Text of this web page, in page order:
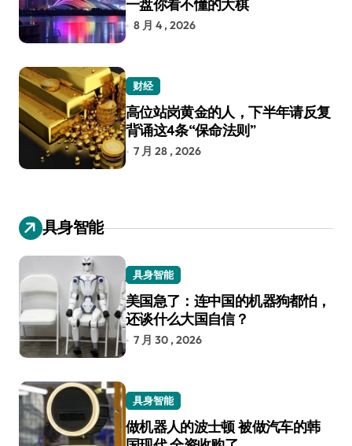
一盘你看不懂的大棋
8 月 4 , 2026
财经
高位站岗黄金的人，下半年请反复
背诵这4条“保命法则”
7 月 28 , 2026
具身智能
具身智能
美国急了：连中国的机器狗都怕，
还谈什么大国自信？
7 月 30 , 2026
具身智能
做机器人的波士顿 被做汽车的韩